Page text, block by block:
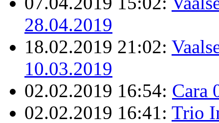
28.04.2019
18.02.2019 21:02:
10.03.2019
02.02.2019 16:54: Cara
02.02.2019 16:41: Trio